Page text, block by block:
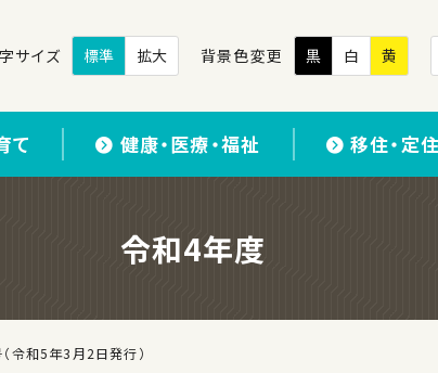
サイズ 標準 拡大 背景色変更 黒 白 黄
て 健康・医療・福祉 移住・定住
令和4年度
令和5年3月2日発行）